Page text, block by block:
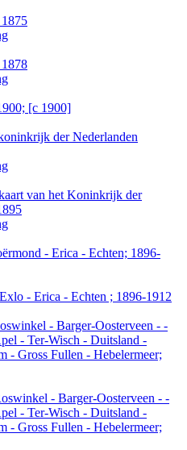
[c 1900]
der Nederlanden
van het Koninkrijk der
- Erica - Echten; 1896-
- Erica - Echten ; 1896-1912
- Barger-Oosterveen - -
- Ter-Wisch - Duitsland -
- Gross Fullen - Hebelermeer;
- Barger-Oosterveen - -
- Ter-Wisch - Duitsland -
- Gross Fullen - Hebelermeer;